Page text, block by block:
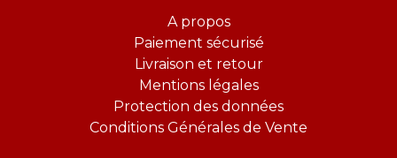
A propos
Paiement sécurisé
Livraison et retour
Mentions légales
Protection des données
Conditions Générales de Vente